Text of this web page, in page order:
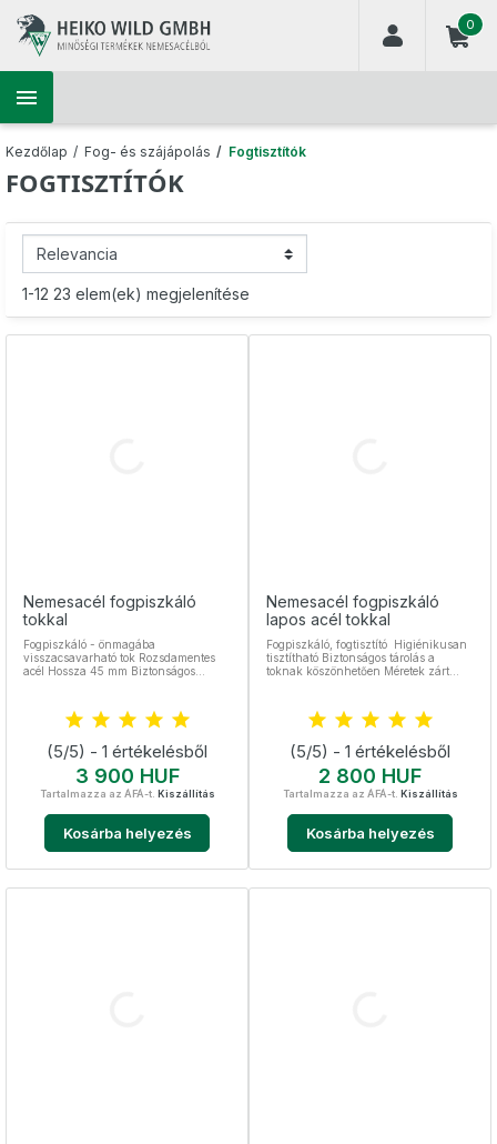
0

Kezdőlap Fog- és szájápolás Fogtisztítók
FOGTISZTÍTÓK
1-12 23 elem(ek) megjelenítése
Nemesacél fogpiszkáló
tokkal
Fogpiszkáló - önmagába
visszacsavarható tok Rozsdamentes
acél Hossza 45 mm Biztonságos
(5/5) - 1 értékelésből
Ár
3 900 HUF
Tartalmazza az ÁFÁ-t. Kiszállítás
Kosárba helyezés
Nemesacél fogpiszkáló
lapos acél tokkal
Fogpiszkáló, fogtisztító Higiénikusan
tisztítható Biztonságos tárolás a
toknak köszönhetően Méretek zárt
Fedél: 45 mm hosszú
(5/5) - 1 értékelésből
Ár
2 800 HUF
Tartalmazza az ÁFÁ-t. Kiszállítás
Kosárba helyezés